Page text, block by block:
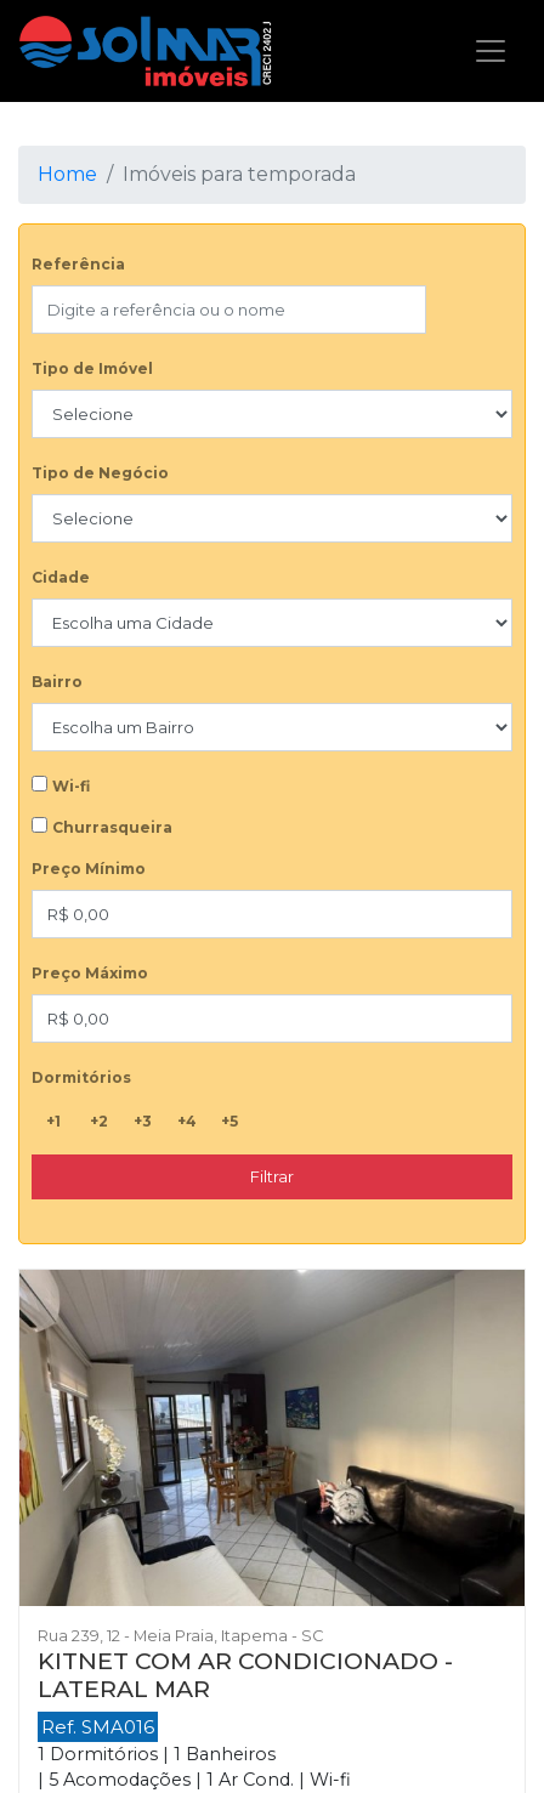
Home Imóveis para temporada
Referência
Tipo de Imóvel
Tipo de Negócio
Cidade
Bairro
Wi-fi
Churrasqueira
Preço Mínimo
Preço Máximo
Dormitórios
+1 +2 +3 +4 +5
Filtrar
Rua 239, 12 - Meia Praia, Itapema - SC
KITNET COM AR CONDICIONADO -
LATERAL MAR
Ref. SMA016
1 Dormitórios | 1 Banheiros
| 5 Acomodações | 1 Ar Cond. | Wi-fi